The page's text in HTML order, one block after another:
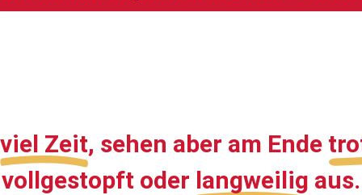
viel Zeit, sehen aber am Ende
vollgestopft oder langweilig aus.